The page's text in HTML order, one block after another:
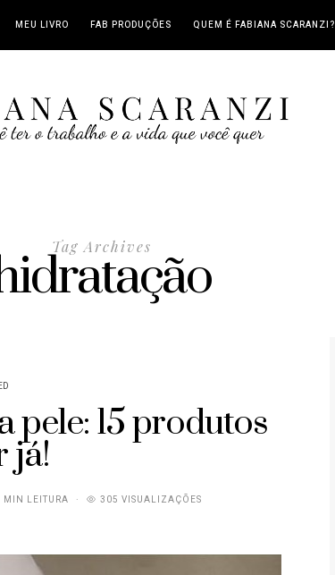
MEU LIVRO FAB PRODUÇÕES QUEM É FABIANA SCARANZI?
Tag Archives
pele: 15 produtos
já!
MIN LEITURA 305 VISUALIZAÇÕES